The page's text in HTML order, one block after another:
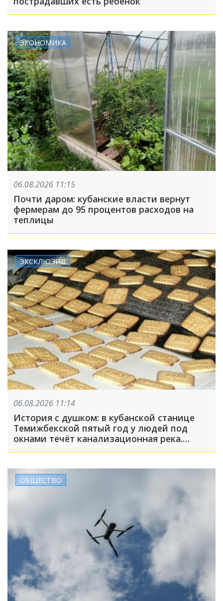
ЭКОНОМИКА
06.08.2026 11:15
Почти даром: кубанские власти вернут
фермерам до 95 процентов расходов на
теплицы
ЭКСКЛЮЗИВ
06.08.2026 11:14
История с душком: в кубанской станице
Темижбекской пятый год у людей под
окнами течёт канализационная река.
ОБЩЕСТВО